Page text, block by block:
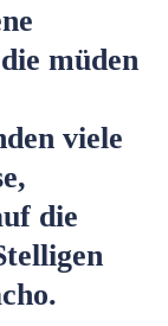
müden
viele
die